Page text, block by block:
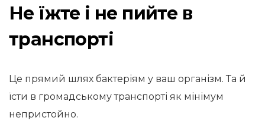
Не їжте і не пийте в
транспорті
Це прямий шлях бактеріям у ваш організм. Та й
їсти в громадському транспорті як мінімум
непристойно.